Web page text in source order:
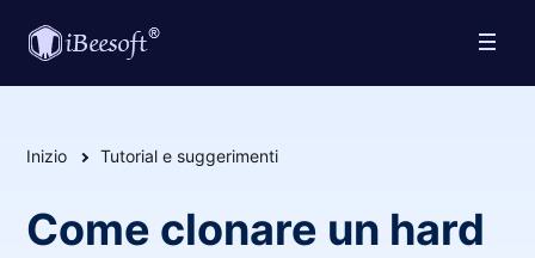
Inizio Tutorial e suggerimenti
Come clonare un hard